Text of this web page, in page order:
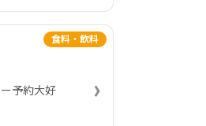
食料・飲料
予約大好
›